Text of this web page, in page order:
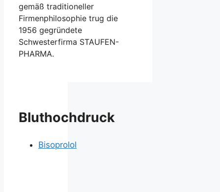
gemäß traditioneller
Firmenphilosophie trug die
1956 gegründete
Schwesterfirma STAUFEN-
PHARMA.
Bluthochdruck
Bisoprolol